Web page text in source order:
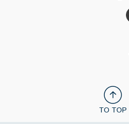
TO TOP